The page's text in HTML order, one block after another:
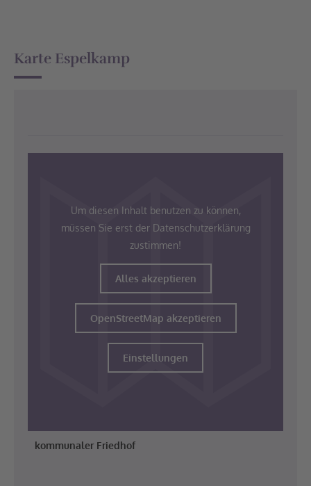
Karte Espelkamp
Um diesen Inhalt benutzen zu können,
müssen Sie erst der Datenschutzerklärung
zustimmen!
Alles akzeptieren
OpenStreetMap akzeptieren
Einstellungen
kommunaler Friedhof